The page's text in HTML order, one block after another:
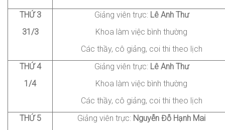
THỨ 3
31/3
Giảng viên trực: LêAnh Thư
Khoa làm việc bình thường
Các thầy, cô giảng, coi thitheo lịch
THỨ 4
1/4
Giảng viên trực: LêAnh Thư
Khoa làm việc bình thường
Các thầy, cô giảng, coi thitheo lịch
THỨ5
Giảng viên trực: Nguyễn Đỗ Hạnh Mai